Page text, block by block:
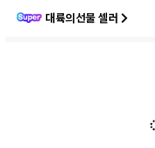
대륙의선물 셀러